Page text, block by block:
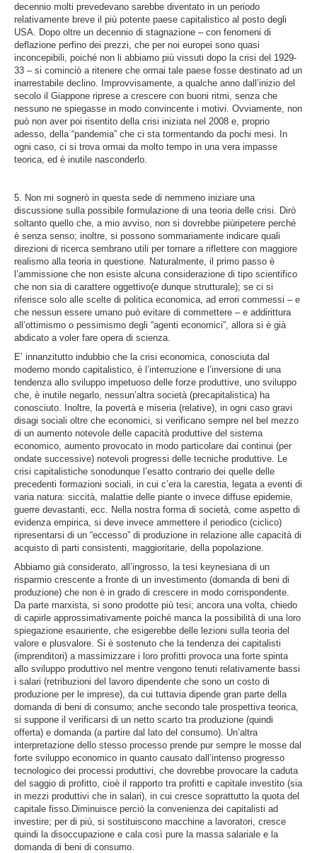
decennio molti prevedevano sarebbe diventato in un periodo
relativamente breve il più potente paese capitalistico al posto degli
USA. Dopo oltre un decennio di stagnazione – con fenomeni di
deflazione perfino dei prezzi, che per noi europei sono quasi
inconcepibili, poiché non li abbiamo più vissuti dopo la crisi del 1929-
33 – si cominciò a ritenere che ormai tale paese fosse destinato ad un
inarrestabile declino. Improvvisamente, a qualche anno dall’inizio del
secolo il Giappone riprese a crescere con buoni ritmi, senza che
nessuno ne spiegasse in modo convincente i motivi. Ovviamente, non
può non aver poi risentito della crisi iniziata nel 2008 e, proprio
adesso, della “pandemia” che ci sta tormentando da pochi mesi. In
ogni caso, ci si trova ormai da molto tempo in una vera impasse
teorica, ed è inutile nasconderlo.
5. Non mi sognerò in questa sede di nemmeno iniziare una
discussione sulla possibile formulazione di una teoria delle crisi. Dirò
soltanto quello che, a mio avviso, non si dovrebbe piùripetere perché
è senza senso; inoltre, si possono sommariamente indicare quali
direzioni di ricerca sembrano utili per tornare a riflettere con maggiore
realismo alla teoria in questione. Naturalmente, il primo passo è
l’ammissione che non esiste alcuna considerazione di tipo scientifico
che non sia di carattere oggettivo(e dunque strutturale); se ci si
riferisce solo alle scelte di politica economica, ad errori commessi – e
che nessun essere umano può evitare di commettere – e addirittura
all’ottimismo o pessimismo degli “agenti economici”, allora si è già
abdicato a voler fare opera di scienza.
E’ innanzitutto indubbio che la crisi economica, conosciuta dal
moderno mondo capitalistico, è l’interruzione e l’inversione di una
tendenza allo sviluppo impetuoso delle forze produttive, uno sviluppo
che, è inutile negarlo, nessun’altra società (precapitalistica) ha
conosciuto. Inoltre, la povertà e miseria (relative), in ogni caso gravi
disagi sociali oltre che economici, si verificano sempre nel bel mezzo
di un aumento notevole delle capacità produttive del sistema
economico, aumento provocato in modo particolare dai continui (per
ondate successive) notevoli progressi delle tecniche produttive. Le
crisi capitalistiche sonodunque l’esatto contrario dei quelle delle
precedenti formazioni sociali, in cui c’era la carestia, legata a eventi di
varia natura: siccità, malattie delle piante o invece diffuse epidemie,
guerre devastanti, ecc. Nella nostra forma di società, come aspetto di
evidenza empirica, si deve invece ammettere il periodico (ciclico)
ripresentarsi di un “eccesso” di produzione in relazione alle capacità di
acquisto di parti consistenti, maggioritarie, della popolazione.
Abbiamo già considerato, all’ingrosso, la tesi keynesiana di un
risparmio crescente a fronte di un investimento (domanda di beni di
produzione) che non è in grado di crescere in modo corrispondente.
Da parte marxista, si sono prodotte più tesi; ancora una volta, chiedo
di capirle approssimativamente poiché manca la possibilità di una loro
spiegazione esauriente, che esigerebbe delle lezioni sulla teoria del
valore e plusvalore. Si è sostenuto che la tendenza dei capitalisti
(imprenditori) a massimizzare i loro profitti provoca una forte spinta
allo sviluppo produttivo nel mentre vengono tenuti relativamente bassi
i salari (retribuzioni del lavoro dipendente che sono un costo di
produzione per le imprese), da cui tuttavia dipende gran parte della
domanda di beni di consumo; anche secondo tale prospettiva teorica,
si suppone il verificarsi di un netto scarto tra produzione (quindi
offerta) e domanda (a partire dal lato del consumo). Un’altra
interpretazione dello stesso processo prende pur sempre le mosse dal
forte sviluppo economico in quanto causato dall’intenso progresso
tecnologico dei processi produttivi, che dovrebbe provocare la caduta
del saggio di profitto, cioè il rapporto tra profitti e capitale investito (sia
in mezzi produttivi che in salari), in cui cresce soprattutto la quota del
capitale fisso.Diminuisce perciò la convenienza dei capitalisti ad
investire; per di più, si sostituiscono macchine a lavoratori, cresce
quindi la disoccupazione e cala così pure la massa salariale e la
domanda di beni di consumo.